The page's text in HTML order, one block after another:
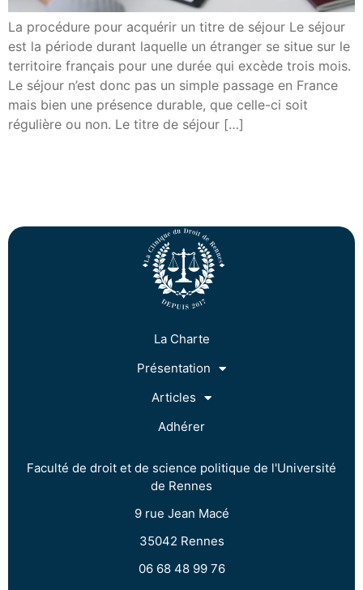
La procédure pour acquérir un titre de séjour Le séjour
est la période durant laquelle un étranger se situe sur le
territoire français pour une durée qui excède trois mois.
Le séjour n’est donc pas un simple passage en France
mais bien une présence durable, que celle-ci soit
régulière ou non. Le titre de séjour […]
La Charte
Présentation
Articles
Adhérer
Faculté de droit et de science politique de l'Université
de Rennes
9 rue Jean Macé
35042 Rennes
06 68 48 99 76